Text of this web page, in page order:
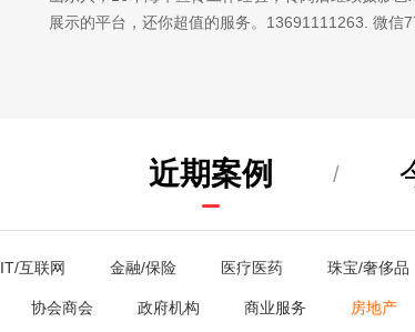
展示的平台，还你超值的服务。13691111263. 微信
近期案例 /
IT/互联网 金融/保险 医疗医药 珠宝/奢侈品
协会商会 政府机构 商业服务 房地产